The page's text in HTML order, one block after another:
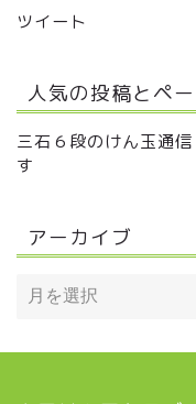
ツイート
人気の投稿とペ
三石６段のけん玉通
す
アーカイブ